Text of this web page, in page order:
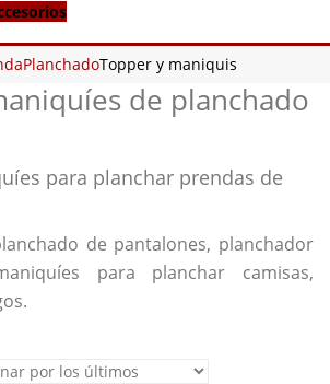
PlanchadoTopper y maniquis
de planchado
para planchar prendas de
de pantalones, planchador
para planchar camisas,